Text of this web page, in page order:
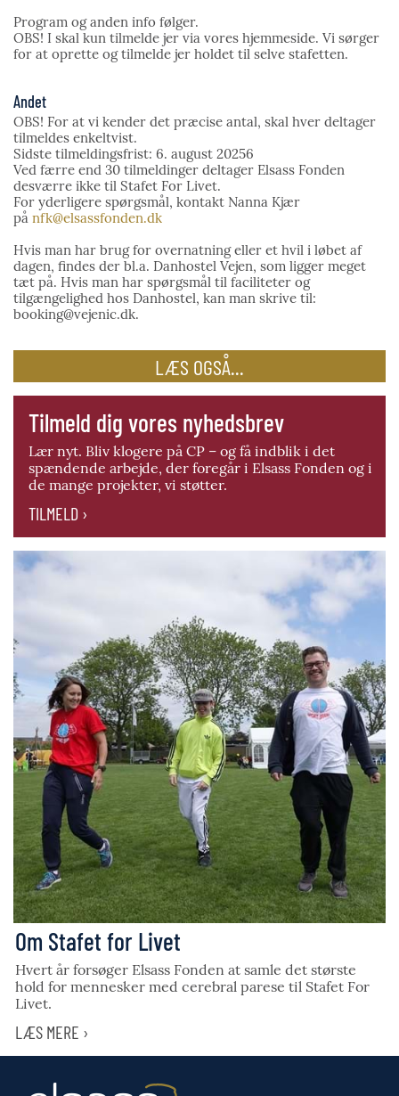
Program og anden info følger.
OBS! I skal kun tilmelde jer via vores hjemmeside. Vi sørger
for at oprette og tilmelde jer holdet til selve stafetten.
Andet
OBS! For at vi kender det præcise antal, skal hver deltager
tilmeldes enkeltvist.
Sidste tilmeldingsfrist: 6. august 20256
Ved færre end 30 tilmeldinger deltager Elsass Fonden
desværre ikke til Stafet For Livet.
For yderligere spørgsmål, kontakt Nanna Kjær
på nfk@elsassfonden.dk
Hvis man har brug for overnatning eller et hvil i løbet af
dagen, findes der bl.a. Danhostel Vejen, som ligger meget
tæt på. Hvis man har spørgsmål til faciliteter og
tilgængelighed hos Danhostel, kan man skrive til:
booking@vejenic.dk.
LÆS OGSÅ...
Tilmeld dig vores nyhedsbrev
Lær nyt. Bliv klogere på CP – og få indblik i det
spændende arbejde, der foregår i Elsass Fonden og i
de mange projekter, vi støtter.
TILMELD ›
Om Stafet for Livet
Hvert år forsøger Elsass Fonden at samle det største
hold for mennesker med cerebral parese til Stafet For
Livet.
LÆS MERE ›